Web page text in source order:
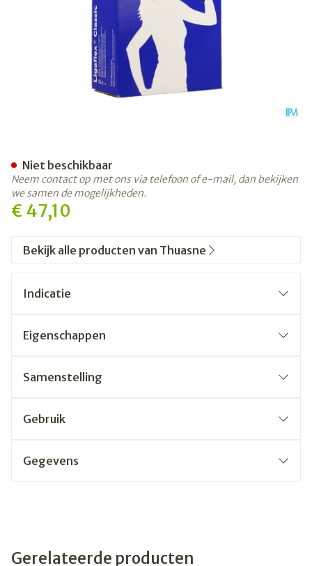
€ 47,10
Niet beschikbaar
Neem contact op met ons via telefoon of e-mail, dan bekijken
we samen de mogelijkheden.
Bekijk alle producten van Thuasne
Indicatie
Eigenschappen
Samenstelling
Gebruik
Gegevens
Gerelateerde producten